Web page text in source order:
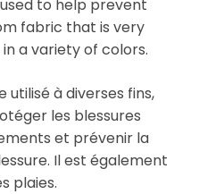
to help prevent
fabric that is very
a variety of colors.
à diverses fins,
les blessures
et prévenir la
Il est également
plaies.